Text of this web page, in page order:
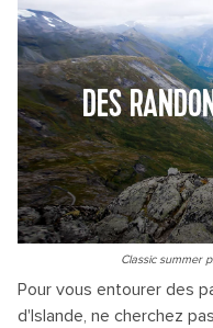
DES
Classic summer
Pour vous entourer des
d'Islande, ne cherchez